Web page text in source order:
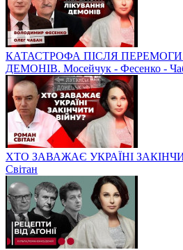
КАТАСТРОФА ПІСЛЯ
ДЕМОНІВ. Мосейчук - Фесенко -
ХТО ЗАВАЖАЄ УКРАЇНІ
Світан